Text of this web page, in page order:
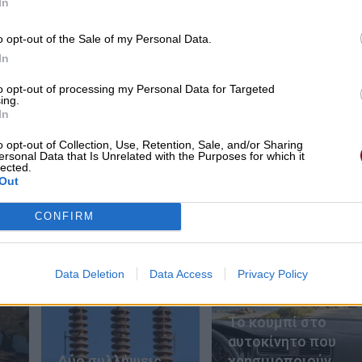
opt-out of the Sale of my Personal Data.
opt-out of processing my Personal Data for Targeted
opt-out of Collection, Use, Retention, Sale, and/or Sharing
Data that Is Unrelated with the Purposes for which it
CONFIRM
Data Deletion Data Access Privacy Policy
ΣΗΜΕΡΑ
Το «γονίδιο του Ηρακλή»: Από τα μωρά με
υπερφυσική δύναμη στη νέα ελπίδα για
Το κουμπί στο
αυτοκίνητο που